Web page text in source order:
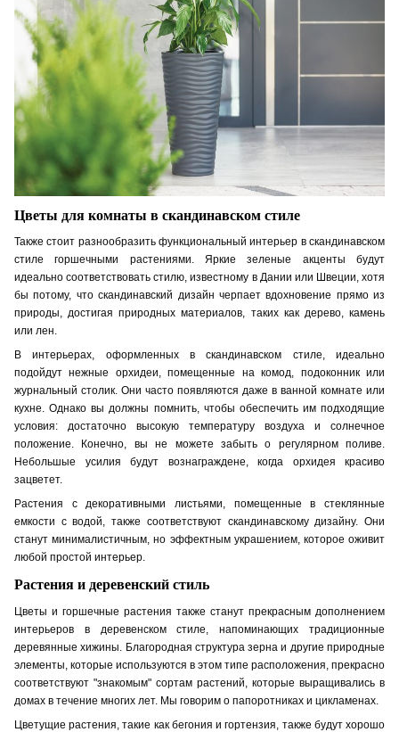
Цветы для комнаты в скандинавском стиле
Также стоит разнообразить функциональный интерьер в скандинавском
стиле горшечными растениями. Яркие зеленые акценты будут
идеально соответствовать стилю, известному в Дании или Швеции, хотя
бы потому, что скандинавский дизайн черпает вдохновение прямо из
природы, достигая природных материалов, таких как дерево, камень
или лен.
В интерьерах, оформленных в скандинавском стиле, идеально
подойдут нежные орхидеи, помещенные накомод, подоконник или
журнальный столик. Они часто появляются даже в ванной комнате или
кухне. Однако вы должны помнить, чтобы обеспечить им подходящие
условия: достаточно высокую температуру воздуха и солнечное
положение. Конечно, вы не можете забыть о регулярном поливе.
Небольшые усилия будут вознаграждене, когда орхидея красиво
зацветет.
Растения с декоративными листьями, помещенные в стеклянные
емкости с водой, также соответствуют скандинавскому дизайну. Они
станут минималистичным, но эффектным украшением, которое оживит
любой простой интерьер.
Растения и деревенский стиль
Цветы и горшечные растения также станут прекрасным дополнением
интерьеров в деревенском стиле, напоминающих традиционные
деревянные хижины. Благородная структура зерна и другие природные
элементы, которые используются в этом типе расположения, прекрасно
соответствуют "знакомым" сортам растений, которые выращивались в
домах в течение многих лет. Мы говорим о папоротниках и цикламенах.
Цветущие растения, такие как бегония и гортензия, также будут хорошо